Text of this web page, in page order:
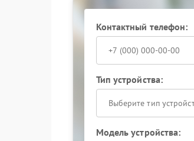
позволяет устранить
Обращение в сервисный
более серьезных поломок.
Контактный телефон:
Тип устройства:
Выберите тип
Модель устройства: